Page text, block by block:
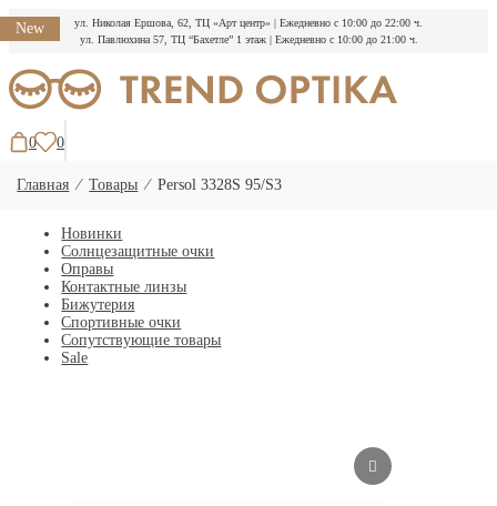
ул. Николая Ершова, 62, ТЦ «Арт центр» | Ежедневно с 10:00 до 22:00 ч.
ул. Павлюхина 57, ТЦ “Бахетле” 1 этаж | Ежедневно с 10:00 до 21:00 ч.
к
содержимому
0 0
Главная ⁄Товары ⁄Persol 3328S 95/S3
Новинки
Солнцезащитные очки
Оправы
Контактные линзы
Бижутерия
Спортивные очки
Сопутствующие товары
Sale
New